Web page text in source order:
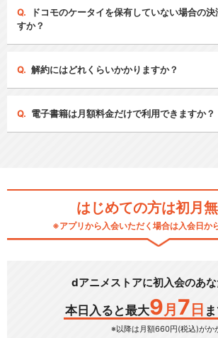
ドコモのケータイを保有していない場合の
すか？
解約にはどれくらいかかりますか？
電子書籍は月額料金だけで利用できますか？
はじめての方は初月
※アプリから入会いただく場合は入会日か
dアニメストアに初入会のあ
本日入ると最大9 月 7 日
※以降は月額660円(税込)がか